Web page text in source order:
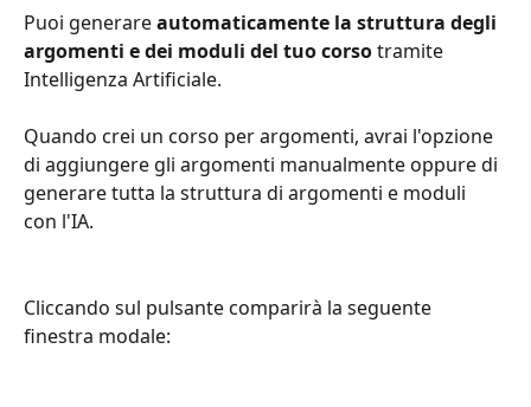
Puoi generare automaticamente la struttura degli
argomenti e dei moduli del tuo corso tramite
Intelligenza Artificiale.
Quando crei un corso per argomenti, avrai l'opzione
di aggiungere gli argomenti manualmente oppure di
generare tutta la struttura di argomenti e moduli
con l'IA.
Cliccando sul pulsante comparirà la seguente
finestra modale: